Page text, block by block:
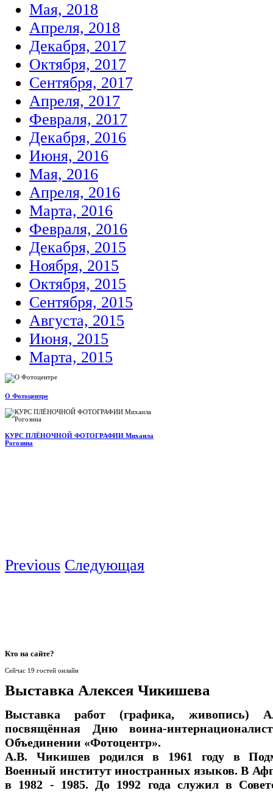
Мая, 2018
Апреля, 2018
Декабря, 2017
Октября, 2017
Сентября, 2017
Апреля, 2017
Февраля, 2017
Декабря, 2016
Июня, 2016
Мая, 2016
Апреля, 2016
Марта, 2016
Февраля, 2016
Декабря, 2015
Ноября, 2015
Октября, 2015
Сентября, 2015
Августа, 2015
Июня, 2015
Марта, 2015
О Фотоцентре
КУРС ПЛЁНОЧНОЙ ФОТОГРАФИИ Михаила
Рогозина
Previous Следующая
Кто на сайте?
Сейчас 19 гостей онлайн
Выставка Алексея Чикишева
Выставка работ (графика, живопись)
посвящённая Дню воина-
Объединении «Фотоцентр».
А.В. Чикишев родился в 1961 году в
Военный институт иностранных языков. В
в 1982 - 1985. До 1992 года служил в